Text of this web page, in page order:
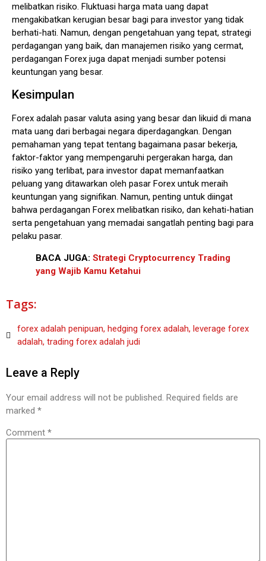
melibatkan risiko. Fluktuasi harga mata uang dapat
mengakibatkan kerugian besar bagi para investor yang tidak
berhati-hati. Namun, dengan pengetahuan yang tepat, strategi
perdagangan yang baik, dan manajemen risiko yang cermat,
perdagangan Forex juga dapat menjadi sumber potensi
keuntungan yang besar.
Kesimpulan
Forex adalah pasar valuta asing yang besar dan likuid di mana
mata uang dari berbagai negara diperdagangkan. Dengan
pemahaman yang tepat tentang bagaimana pasar bekerja,
faktor-faktor yang mempengaruhi pergerakan harga, dan
risiko yang terlibat, para investor dapat memanfaatkan
peluang yang ditawarkan oleh pasar Forex untuk meraih
keuntungan yang signifikan. Namun, penting untuk diingat
bahwa perdagangan Forex melibatkan risiko, dan kehati-hatian
serta pengetahuan yang memadai sangatlah penting bagi para
pelaku pasar.
BACA JUGA: Strategi Cryptocurrency Trading
yang Wajib Kamu Ketahui
Tags:
forex adalah penipuan, hedging forex adalah, leverage forex
adalah, trading forex adalah judi
Leave a Reply
Your email address will not be published. Required fields are
marked *
Comment *